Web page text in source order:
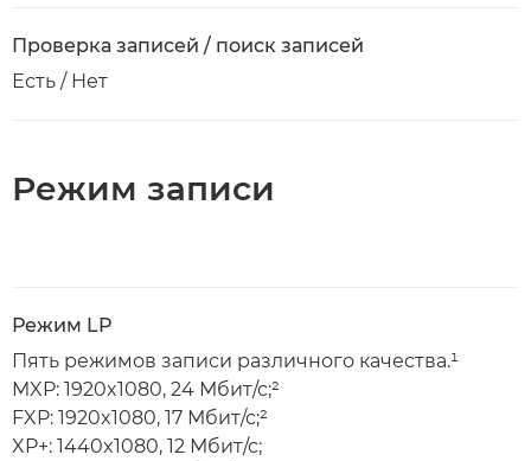
Проверка записей / поиск записей
Есть / Нет
Режим записи
Режим LP
Пять режимов записи различного качества.¹
MXP: 1920x1080, 24 Мбит/с;²
FXP: 1920x1080, 17 Мбит/с;²
XP+: 1440x1080, 12 Мбит/с;